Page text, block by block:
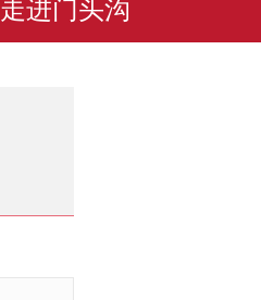
走进门头沟